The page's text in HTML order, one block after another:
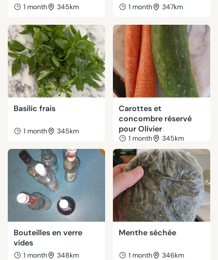
1 month 345km 1 month 347km
Basilic frais
1 month 345km
Carottes et
concombre réservé
pour Olivier
1 month 345km
Bouteilles en verre
vides
1 month 348km
Menthe séchée
1 month 346km